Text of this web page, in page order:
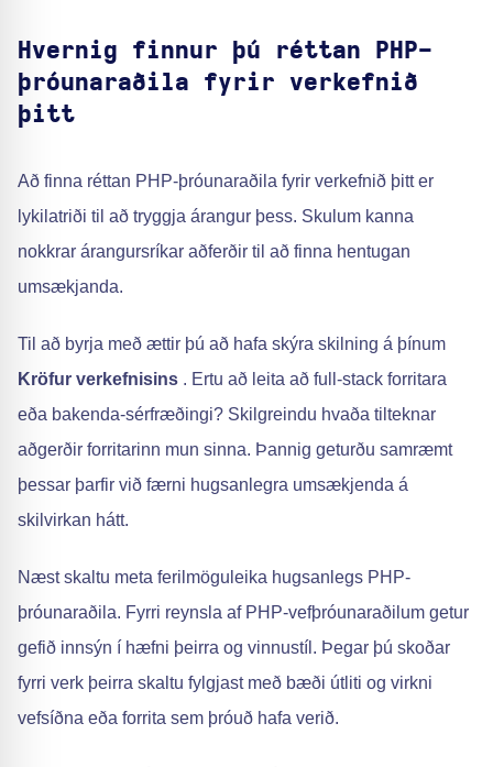
Hvernig finnur þú réttan PHP-
þróunaraðila fyrir verkefnið
þitt
Að finna réttan PHP-þróunaraðila fyrir verkefnið þitt er
lykilatriði til að tryggja árangur þess. Skulum kanna
nokkrar árangursríkar aðferðir til að finna hentugan
umsækjanda.
Til að byrja með ættir þú að hafa skýra skilning á þínum
Kröfur verkefnisins . Ertu að leita að full-stack forritara
eða bakenda-sérfræðingi? Skilgreindu hvaða tilteknar
aðgerðir forritarinn mun sinna. Þannig geturðu samræmt
þessar þarfir við færni hugsanlegra umsækjenda á
skilvirkan hátt.
Næst skaltu meta ferilmöguleika hugsanlegs PHP-
þróunaraðila. Fyrri reynsla af PHP-vefþróunaraðilum getur
gefið innsýn í hæfni þeirra og vinnustíl. Þegar þú skoðar
fyrri verk þeirra skaltu fylgjast með bæði útliti og virkni
vefsíðna eða forrita sem þróuð hafa verið.